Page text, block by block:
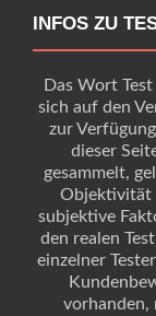
INFOS ZU
Das Wort
sich auf den
zur
dieser
gesammelt,
Objektivität
subjektive
den realen
einzelner
vorhanden,